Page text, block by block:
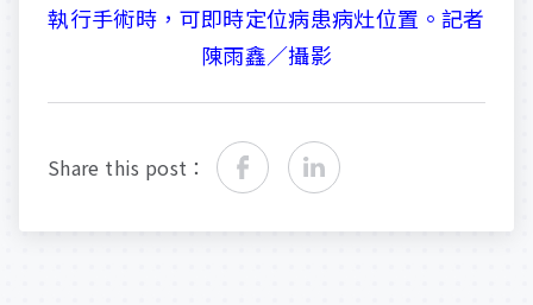
執行手術時，可即時定位病患病灶位置。記者
陳雨鑫／攝影
Share this post：